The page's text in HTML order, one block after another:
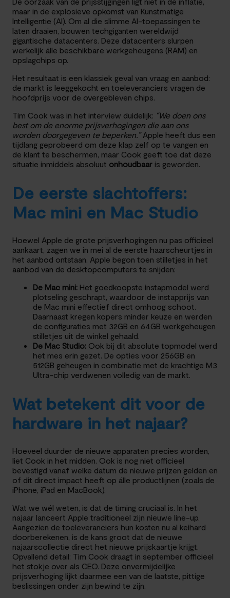
maar in de explosieve opkomst van Kunstmatige
Intelligentie (AI). Om al die slimme AI-toepassingen te
laten draaien, bouwen techgiganten wereldwijd
gigantische datacenters. Deze datacenters slurpen
werkelijk álle beschikbare werkgeheugens (RAM) en
opslagchips op.
Het resultaat is een klassiek geval van vraag en aanbod:
de markt is leeggekocht en toeleveranciers vragen de
hoofdprijs voor de overgebleven chips.
Tim Cook was in het interview duidelijk: “We doen ons
best om de enorme prijsverhogingen die aan ons
worden doorgegeven te beperken.”Apple heeft dus een
tijdlang geprobeerd om deze klap zelf op te vangen en
de klant te beschermen, maar Cook geeft toe dat deze
situatie inmiddels absoluut onhoudbaar is geworden.
De eerste slachtoffers:
Mac mini en Mac Studio
Hoewel Apple de grote prijsverhogingen nu pas officieel
aankaart, zagen we in mei al de eerste haarscheurtjes in
het aanbod ontstaan. Apple begon toen stilletjes in het
aanbod van de desktopcomputers te snijden:
De Mac mini: Het goedkoopste instapmodel werd
plotseling geschrapt, waardoor de instapprijs van
de Mac mini effectief direct omhoog schoot.
Daarnaast kregen kopers minder keuze en werden
de configuraties met 32GB en 64GB werkgeheugen
stilletjes uit de winkel gehaald.
De Mac Studio: Ook bij dit absolute topmodel werd
het mes erin gezet. De opties voor 256GB en
512GB geheugen in combinatie met de krachtige M3
Ultra-chip verdwenen volledig van de markt.
Wat betekent dit voor de
hardware in het najaar?
Hoeveel duurder de nieuwe apparaten precies worden,
liet Cook in het midden. Ook is nog niet officieel
bevestigd vanaf welke datum de nieuwe prijzen gelden en
of dit direct impact heeft op álle productlijnen (zoals de
iPhone, iPad en MacBook).
Wat we wél weten, is dat de timing cruciaal is. In het
najaar lanceert Apple traditioneel zijn nieuwe line-up.
Aangezien de toeleveranciers hun kosten nu al keihard
doorberekenen, is de kans groot dat de nieuwe
najaarscollectie direct het nieuwe prijskaartje krijgt.
Opvallend detail: Tim Cook draagt in september officieel
het stokje over als CEO. Deze onvermijdelijke
prijsverhoging lijkt daarmee een van de laatste, pittige
beslissingen onder zijn bewind te zijn.